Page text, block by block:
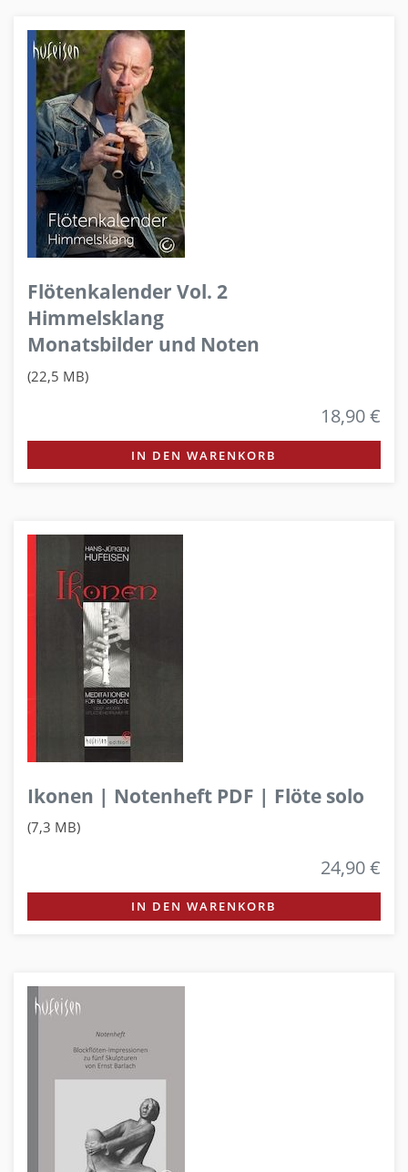
Flötenkalender Vol. 2
Himmelsklang
Monatsbilder und Noten
(22,5 MB)
18,90 €
IN DEN WARENKORB
Ikonen | Notenheft PDF | Flöte solo
(7,3 MB)
24,90 €
IN DEN WARENKORB